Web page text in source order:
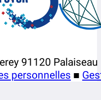
91120
personnelles ■